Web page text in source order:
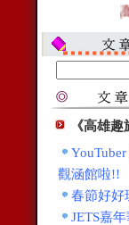
高
《高雄
觀涵館啦!!
春節好好
JETS嘉